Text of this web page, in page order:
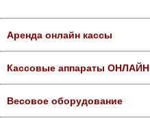
Аренда онлайн кассы
Кассовые аппараты ОНЛАЙН
Весовое оборудование